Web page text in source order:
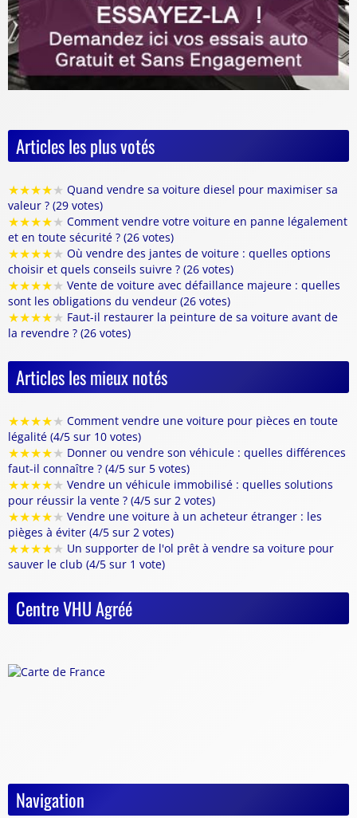
Articles les plus votés
★★★★★ Quand vendre sa voiture diesel pour maximiser sa
valeur ? (29 votes)
★★★★★ Comment vendre votre voiture en panne légalement
et en toute sécurité ? (26 votes)
★★★★★ Où vendre des jantes de voiture : quelles options
choisir et quels conseils suivre ? (26 votes)
★★★★★ Vente de voiture avec défaillance majeure : quelles
sont les obligations du vendeur (26 votes)
★★★★★ Faut-il restaurer la peinture de sa voiture avant de
la revendre ? (26 votes)
Articles les mieux notés
★★★★★ Comment vendre une voiture pour pièces en toute
légalité (4/5 sur 10 votes)
★★★★★ Donner ou vendre son véhicule : quelles différences
faut-il connaître ? (4/5 sur 5 votes)
★★★★★ Vendre un véhicule immobilisé : quelles solutions
pour réussir la vente ? (4/5 sur 2 votes)
★★★★★ Vendre une voiture à un acheteur étranger : les
pièges à éviter (4/5 sur 2 votes)
★★★★★ Un supporter de l'ol prêt à vendre sa voiture pour
sauver le club (4/5 sur 1 vote)
Centre VHU Agréé
Navigation